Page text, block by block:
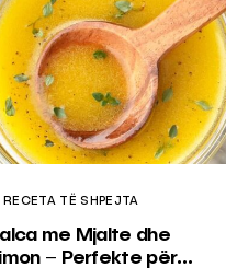
RECETA TË SHPEJTA
me Mjalte dhe
– Perfekte për